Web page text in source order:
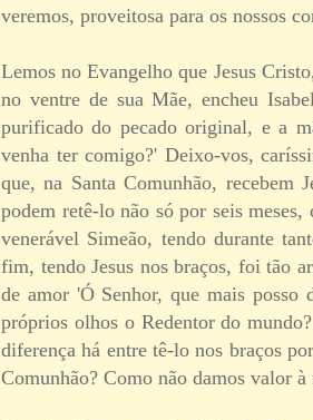
veremos, proveitosa para os nossos
Lemos no Evangelho que Jesus
no ventre de sua Mãe, encheu
purificado do pecado original, e a
venha ter comigo?' Deixo-vos,
que, na Santa Comunhão, recebem
podem retê-lo não só por seis
venerável Simeão, tendo durante
fim, tendo Jesus nos braços, foi tão
de amor 'Ó Senhor, que mais posso
próprios olhos o Redentor do
diferença há entre tê-lo nos braços
Comunhão? Como não damos valor à